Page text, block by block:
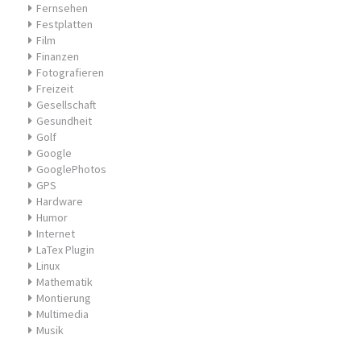
Fernsehen
Festplatten
Film
Finanzen
Fotografieren
Freizeit
Gesellschaft
Gesundheit
Golf
Google
GooglePhotos
GPS
Hardware
Humor
Internet
LaTex Plugin
Linux
Mathematik
Montierung
Multimedia
Musik